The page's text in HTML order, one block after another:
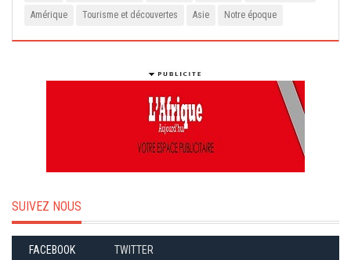
Amérique Tourisme et découvertes Asie Notre époque
SUIVEZ NOUS
FACEBOOK TWITTER